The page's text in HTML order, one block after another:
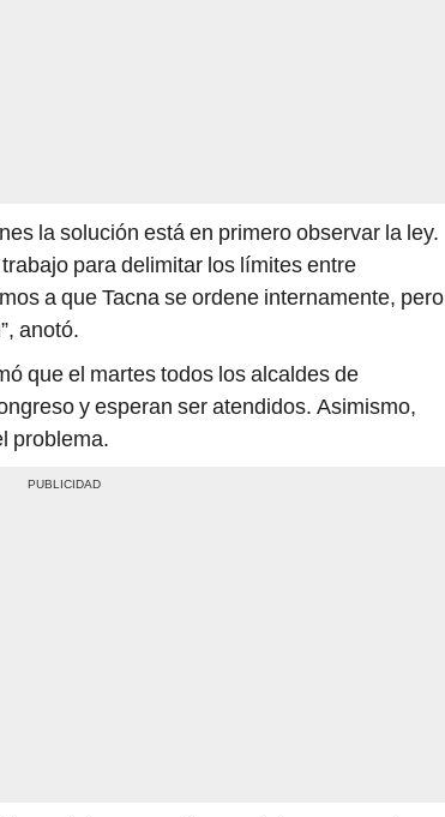
la solución está en primero observar la ley.
para delimitar los límites entre
a que Tacna se ordene internamente, pero
anotó.
que el martes todos los alcaldes de
y esperan ser atendidos. Asimismo,
problema.